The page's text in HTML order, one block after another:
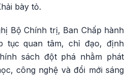
bày tỏ.
Bộ Chính trị, Ban Chấp hành
tục quan tâm, chỉ đạo, định
sách đột phá nhằm phát
công nghệ và đổi mới sáng